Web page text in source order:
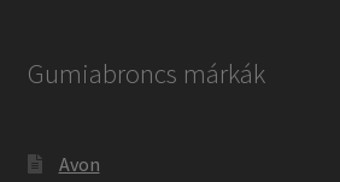
Gumiabroncs márkák
Avon